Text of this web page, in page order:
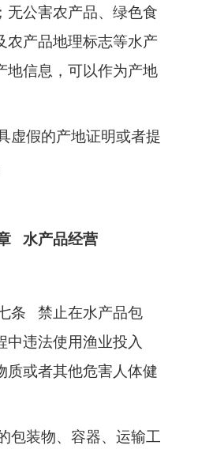
无公害农产品、绿色食
农产品地理标志等水产
地信息，可以作为产地
虚假的产地证明或者提
水产品经营
条 禁止在水产品包
中违法使用渔业投入
质或者其他危害人体健
包装物、容器、运输工